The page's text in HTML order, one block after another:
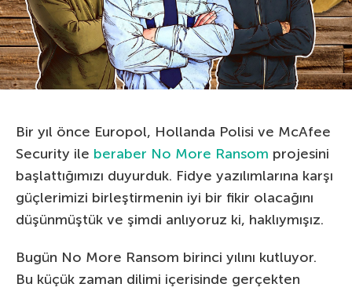
Bir yıl önce Europol, Hollanda Polisi ve McAfee
Security ile beraber No More Ransom projesini
başlattığımızı duyurduk. Fidye yazılımlarına karşı
güçlerimizi birleştirmenin iyi bir fikir olacağını
düşünmüştük ve şimdi anlıyoruz ki, haklıymışız.
Bugün No More Ransom birinci yılını kutluyor.
Bu küçük zaman dilimi içerisinde gerçekten